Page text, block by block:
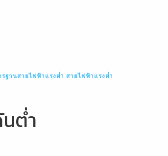
ฐานสายไฟฟ้าแรงต่ำ สายไฟฟ้าแรงต่ำ
ต่ำ